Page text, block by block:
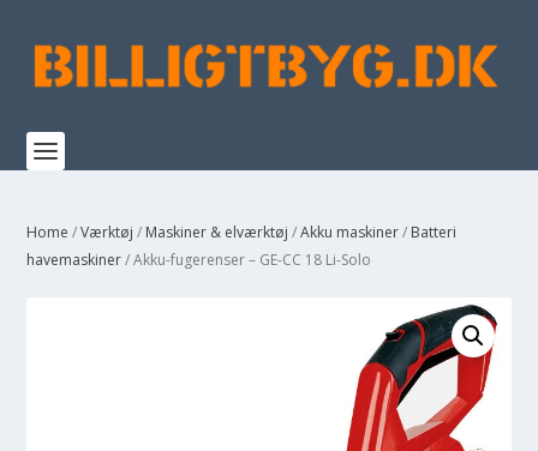
Home /Værktøj / Maskiner & elværktøj /Akku maskiner/ Batteri
havemaskiner/ Akku-fugerenser – GE-CC 18 Li-Solo